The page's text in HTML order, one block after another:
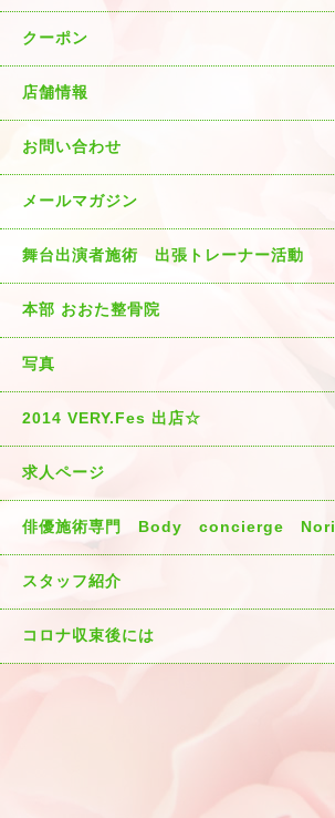
クーポン
店舗情報
お問い合わせ
メールマガジン
舞台出演者施術 出張トレーナー活動
本部 おおた整骨院
写真
2014 VERY.Fes 出店☆
求人ページ
俳優施術専門 Body concierge Nori
スタッフ紹介
コロナ収束後には